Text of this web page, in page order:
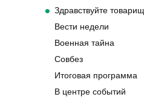
Здравствуйте
Вести недели
Военная тайна
Совбез
Итоговая программа
В центре событий